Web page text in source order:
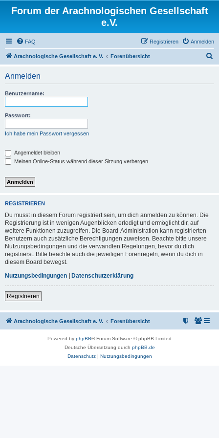
Forum der Arachnologischen Gesellschaft
e.V.
FAQ Anmelden
Registrieren
Arachnologische Gesellschaft e. V. Forenübersicht
Anmelden
Benutzername:
Passwort:
Ich habe mein Passwort vergessen
Angemeldet bleiben
Meinen Online-Status während dieser Sitzung verbergen
REGISTRIEREN
Du musst in diesem Forum registriert sein, um dich anmelden zu können. Die
Registrierung ist in wenigen Augenblicken erledigt und ermöglicht dir, auf
weitere Funktionen zuzugreifen. Die Board-Administration kann registrierten
Benutzern auch zusätzliche Berechtigungen zuweisen. Beachte bitte unsere
Nutzungsbedingungen und die verwandten Regelungen, bevor du dich
registrierst. Bitte beachte auch die jeweiligen Forenregeln, wenn du dich in
diesem Board bewegst.
Nutzungsbedingungen | Datenschutzerklärung
Registrieren
Arachnologische Gesellschaft e. V. Forenübersicht
Powered by phpBB® Forum Software © phpBB Limited
Deutsche Übersetzung durch phpBB.de
Datenschutz| Nutzungsbedingungen